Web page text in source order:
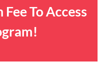
To Access